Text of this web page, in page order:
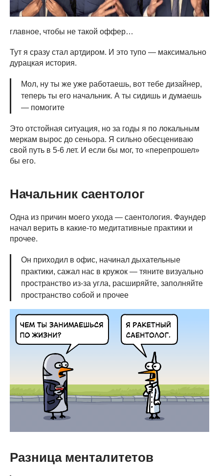
главное, чтобы не такой оффер…
Тут я сразу стал артдиром. И это тупо — максимально
дурацкая история.
Мол, ну ты же уже работаешь, вот тебе дизайнер,
теперь ты его начальник. А ты сидишь и думаешь
— помогите
Это отстойная ситуация, но за годы я по локальным
меркам вырос до сеньора. Я сильно обесцениваю
свой путь в 5-6 лет. И если бы мог, то «перепрошел»
бы его.
Начальник саентолог
Одна из причин моего ухода — саентология. Фаундер
начал верить в какие-то медитативные практики и
прочее.
Он приходил в офис, начинал дыхательные
практики, сажал нас в кружок — тяните визуально
пространство из-за угла, расширяйте, заполняйте
пространство собой и прочее
Разница менталитетов